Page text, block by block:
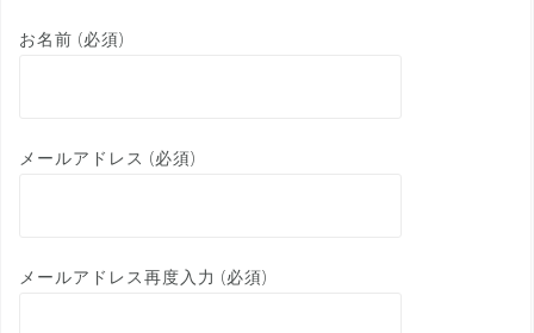
お名前 (必須)
メールアドレス (必須)
メールアドレス再度入力 (必須)